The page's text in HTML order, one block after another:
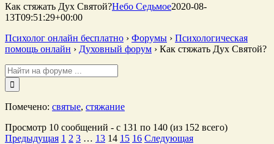
Как стяжать Дух Святой?Небо Седьмое2020-08-
13T09:51:29+00:00
Психолог онлайн бесплатно › Форумы › Психологическая
помощь онлайн › Духовный форум › Как стяжать Дух Святой?
Поиск:
Помечено: святые, стяжание
Просмотр 10 сообщений - с 131 по 140 (из 152 всего)
Предыдущая 1 2 3 … 13 14 15 16 Следующая